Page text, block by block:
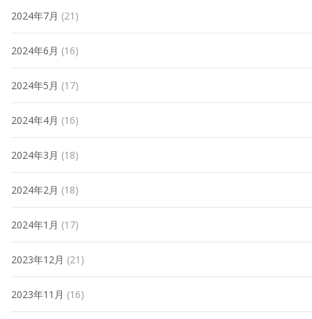
2024年7月 (21)
2024年6月 (16)
2024年5月 (17)
2024年4月 (16)
2024年3月 (18)
2024年2月 (18)
2024年1月 (17)
2023年12月 (21)
2023年11月 (16)